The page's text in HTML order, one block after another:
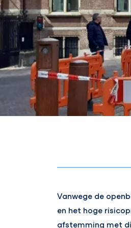
Vanwege de
en het hoge
afstemming met